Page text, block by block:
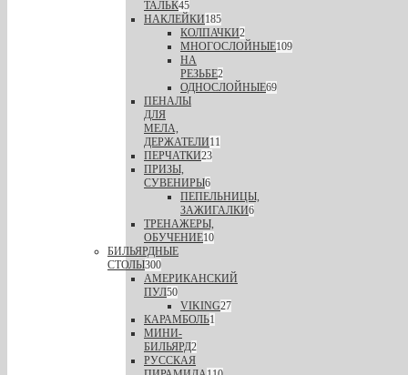
ТАЛЬК45
НАКЛЕЙКИ185
КОЛПАЧКИ2
МНОГОСЛОЙНЫЕ109
НА
РЕЗЬБЕ2
ОДНОСЛОЙНЫЕ69
ПЕНАЛЫ
ДЛЯ
МЕЛА,
ДЕРЖАТЕЛИ11
ПЕРЧАТКИ23
ПРИЗЫ,
СУВЕНИРЫ6
ПЕПЕЛЬНИЦЫ,
ЗАЖИГАЛКИ6
ТРЕНАЖЕРЫ,
ОБУЧЕНИЕ10
БИЛЬЯРДНЫЕ
СТОЛЫ300
АМЕРИКАНСКИЙ
ПУЛ50
VIKING27
КАРАМБОЛЬ1
МИНИ-
БИЛЬЯРД2
РУССКАЯ